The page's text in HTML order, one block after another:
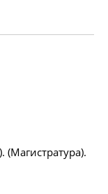
(Магистратура).